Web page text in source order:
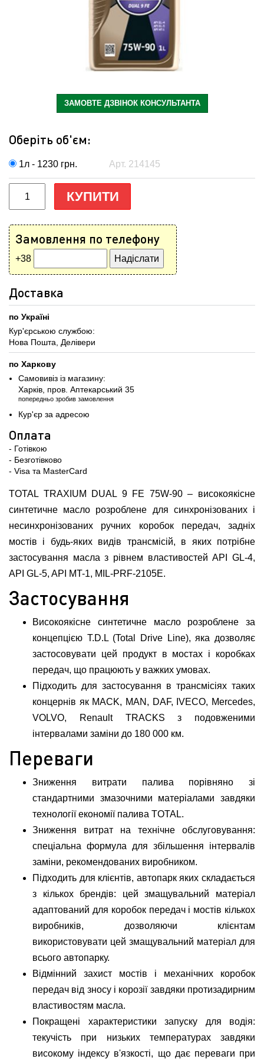
ЗАМОВТЕ ДЗВІНОК КОНСУЛЬТАНТА
Оберіть об'єм:
1л - 1230 грн. Арт. 214145
КУПИТИ
Замовлення по телефону
+38
Доставка
по Україні
Кур'єрською службою:
Нова Пошта, Делівери
по Харкову
Самовивіз із магазину:
Харків, пров. Аптекарський 35
попередньо зробив замовлення
Кур'єр за адресою
Оплата
- Готівкою
- Безготівково
- Visa та MasterCard
TOTAL TRAXIUM DUAL 9 FE 75W-90 – високоякісне
синтетичне масло розроблене для синхронізованих і
несинхронізованих ручних коробок передач, задніх
мостів і будь-яких видів трансмісій, в яких потрібне
застосування масла з рівнем властивостей API GL-4,
API GL-5, API MT-1, MIL-PRF-2105E.
Застосування
Високоякісне синтетичне масло розроблене за
концепцією T.D.L (Total Drive Line), яка дозволяє
застосовувати цей продукт в мостах і коробках
передач, що працюють у важких умовах.
Підходить для застосування в трансмісіях таких
концернів як MACK, MAN, DAF, IVECO, Mercedes,
VOLVO, Renault TRACKS з подовженими
інтервалами заміни до 180 000 км.
Переваги
Зниження витрати палива порівняно зі
стандартними змазочними матеріалами завдяки
технології економії палива TOTAL.
Зниження витрат на технічне обслуговування:
спеціальна формула для збільшення інтервалів
заміни, рекомендованих виробником.
Підходить для клієнтів, автопарк яких складається
з кількох брендів: цей змащувальний матеріал
адаптований для коробок передач і мостів кількох
виробників, дозволяючи клієнтам
використовувати цей змащувальний матеріал для
всього автопарку.
Відмінний захист мостів і механічних коробок
передач від зносу і корозії завдяки протизадирним
властивостям масла.
Покращені характеристики запуску для водія:
текучість при низьких температурах завдяки
високому індексу в'язкості, що дає переваги при